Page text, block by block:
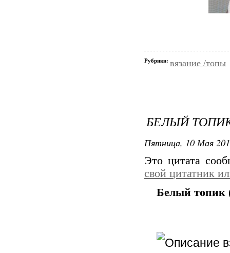
Рубрики: вязание /топы
БЕЛЫЙ
Пятница, 10 Мая
Это цитата
свой цитатник
Белый топик
Описание